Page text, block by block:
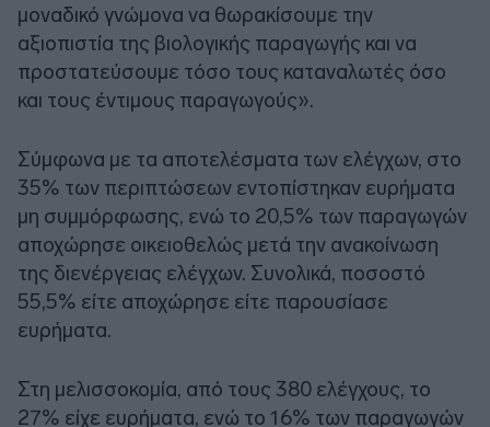
μοναδικό γνώμονα να θωρακίσουμε την
αξιοπιστία της βιολογικής παραγωγής και να
προστατεύσουμε τόσο τους καταναλωτές όσο
και τους έντιμους παραγωγούς».
Σύμφωνα με τα αποτελέσματα των ελέγχων, στο
35% των περιπτώσεων εντοπίστηκαν ευρήματα
μη συμμόρφωσης, ενώ το 20,5% των παραγωγών
αποχώρησε οικειοθελώς μετά την ανακοίνωση
της διενέργειας ελέγχων. Συνολικά, ποσοστό
55,5% είτε αποχώρησε είτε παρουσίασε
ευρήματα.
Στη μελισσοκομία, από τους 380 ελέγχους, το
27% είχε ευρήματα, ενώ το 16% των παραγωγών